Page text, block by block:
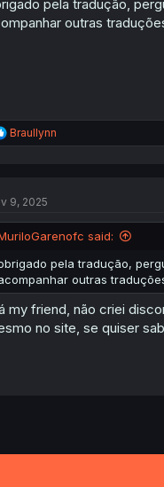
n
s
pela tradução,
outras
R
e
i
:
Braullynn
9, 2025
said:
pela tradução,
outras
my friend, não criei
no site, se quiser